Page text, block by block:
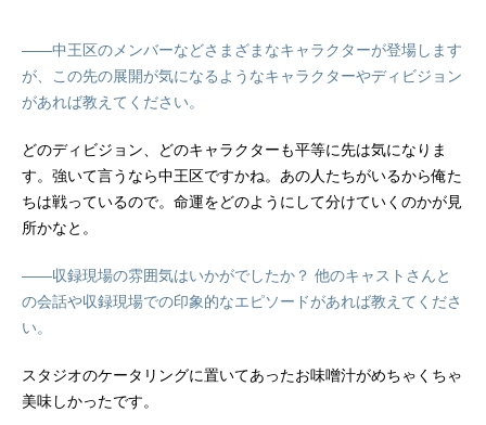
――中王区のメンバーなどさまざまなキャラクターが登場します
が、この先の展開が気になるようなキャラクターやディビジョン
があれば教えてください。
どのディビジョン、どのキャラクターも平等に先は気になりま
す。強いて言うなら中王区ですかね。あの人たちがいるから俺た
ちは戦っているので。命運をどのようにして分けていくのかが見
所かなと。
――収録現場の雰囲気はいかがでしたか？ 他のキャストさんと
の会話や収録現場での印象的なエピソードがあれば教えてくださ
い。
スタジオのケータリングに置いてあったお味噌汁がめちゃくちゃ
美味しかったです。